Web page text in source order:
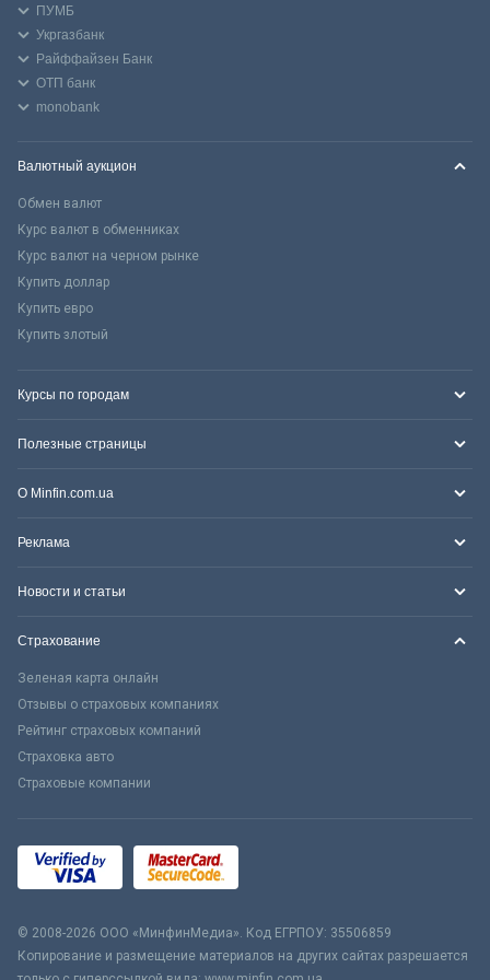
ПУМБ
Укргазбанк
Райффайзен Банк
ОТП банк
monobank
Валютный аукцион
Обмен валют
Курс валют в обменниках
Курс валют на черном рынке
Купить доллар
Купить евро
Купить злотый
Курсы по городам
Полезные страницы
О Minfin.com.ua
Реклама
Новости и статьи
Страхование
Зеленая карта онлайн
Отзывы о страховых компаниях
Рейтинг страховых компаний
Страховка авто
Страховые компании
© 2008-2026 ООО «МинфинМедиа». Код ЕГРПОУ: 35506859
Копирование и размещение материалов на других сайтах разрешается